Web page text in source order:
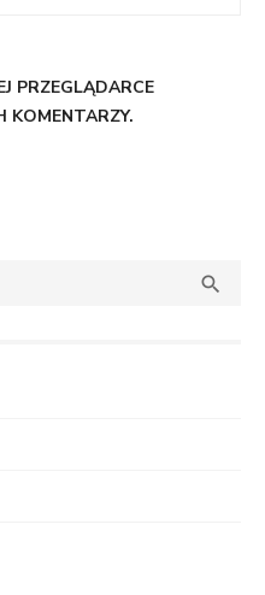
PRZEGLĄDARCE
KOMENTARZY.
